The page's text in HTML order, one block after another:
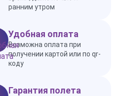
ранним утром
Удобная оплата
Возможна оплата при
получении картой или по qr-
коду
Гарантия полета